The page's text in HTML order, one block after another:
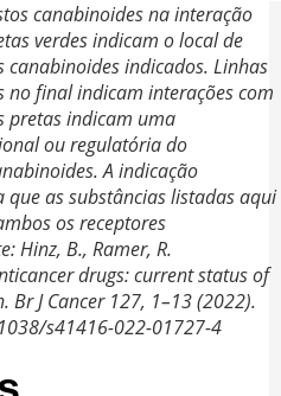
canabinoides na interação
verdes indicam o local de
canabinoides indicados. Linhas
no final indicam interações com
pretas indicam uma
ou regulatória do
A indicação
que as substâncias listadas aqui
os receptores
Hinz, B., Ramer, R.
drugs: current status of
Br J Cancer 127, 1–13 (2022).
s41416-022-01727-4